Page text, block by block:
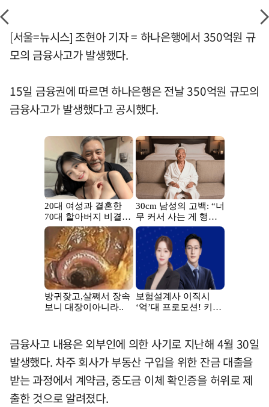
[서울=뉴시스] 조현아 기자 = 하나은행에서 350억원 규
모의 금융사고가 발생했다.
15일 금융권에 따르면 하나은행은 전날 350억원 규모의
금융사고가 발생했다고 공시했다.
금융사고 내용은 외부인에 의한 사기로 지난해 4월 30일
발생했다. 차주 회사가 부동산 구입을 위한 잔금 대출을
받는 과정에서 계약금, 중도금 이체 확인증을 허위로 제
출한 것으로 알려졌다.